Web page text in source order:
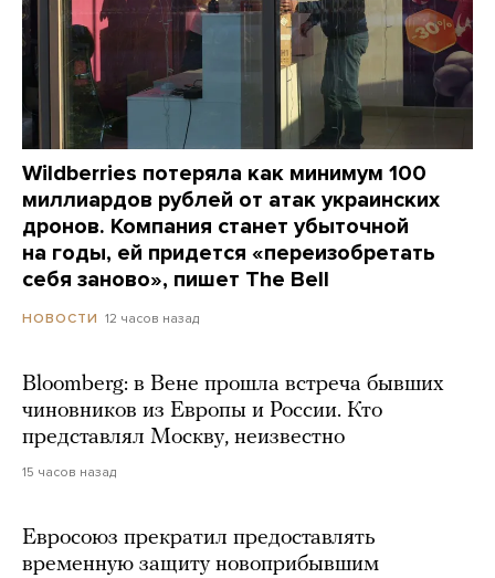
Wildberries потеряла как минимум 100
миллиардов рублей от атак украинских
дронов. Компания станет убыточной
на годы, ей придется «переизобретать
себя заново», пишет The Bell
НОВОСТИ 12 часов назад
Bloomberg: в Вене прошла встреча бывших
чиновников из Европы и России. Кто
представлял Москву, неизвестно
15 часов назад
Евросоюз прекратил предоставлять
временную защиту новоприбывшим